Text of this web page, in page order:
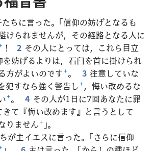
ちに言った。「信仰の妨げとなるも
けられませんが，その経路となる人に
！ 2 その人にとっては，これら目立
妨げるよりは，石臼を首に掛けられ
方がよいのです+。 3 注意していな
犯すなら強く警告し+，悔い改めるな
+。 4 その人が1日に7回あなたに罪
て『悔い改めます』と言うとして
りません+ 」。
が主イエスに言った。「さらに信仰